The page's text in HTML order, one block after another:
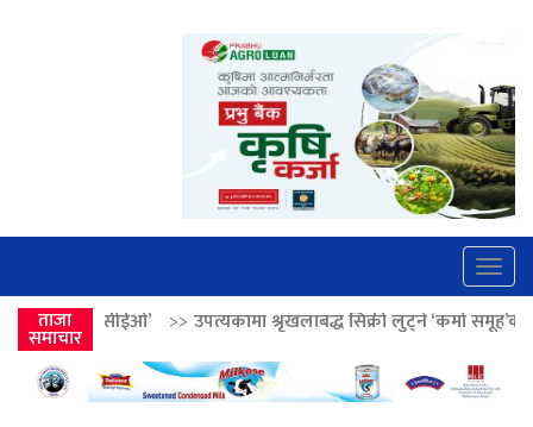
ताजा
समाचार
उपत्यकामा श्रृंखलाबद्ध सिक्री लुट्ने ‘कर्मा समूह’का नाइकेसहित पाँच पक्राउ